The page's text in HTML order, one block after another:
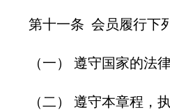
第十一条 会员履行下
（一） 遵守国家的法
（二） 遵守本章程，